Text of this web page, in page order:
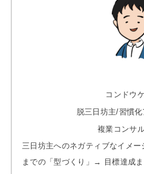
コンドウ
脱三日坊主/習慣
複業コンサ
三日坊主へのネガティブなイメ
までの「型づくり」→ 目標達成